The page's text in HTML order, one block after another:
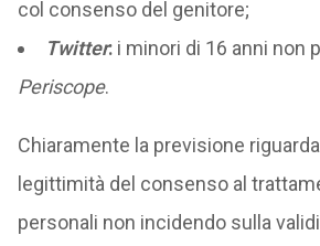
col consenso del genitore;
Twitter:i minori di 16 anni non
Periscope.
Chiaramente la previsione
legittimità del consenso al
personali non incidendo sulla